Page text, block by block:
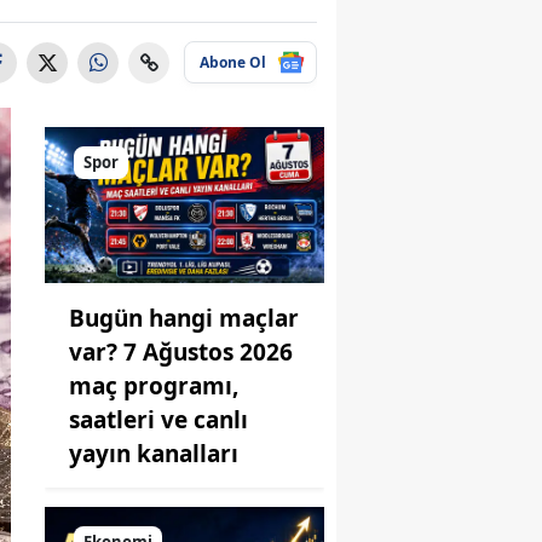
Abone Ol
Spor
Bugün hangi maçlar
var? 7 Ağustos 2026
maç programı,
saatleri ve canlı
yayın kanalları